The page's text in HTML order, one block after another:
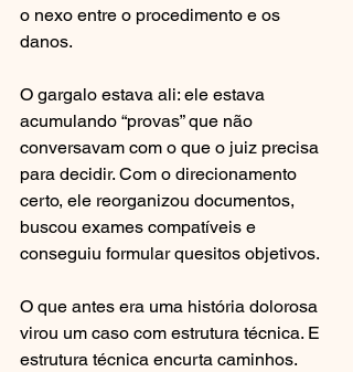
o nexo entre o procedimento e os
danos.
O gargalo estava ali: ele estava
acumulando “provas” que não
conversavam com o que o juiz precisa
para decidir. Com o direcionamento
certo, ele reorganizou documentos,
buscou exames compatíveis e
conseguiu formular quesitos objetivos.
O que antes era uma história dolorosa
virou um caso com estrutura técnica. E
estrutura técnica encurta caminhos.